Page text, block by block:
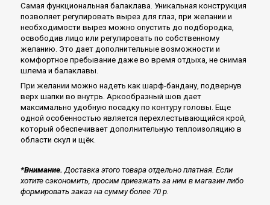
Самая функциональная балаклава. Уникальная конструкция
позволяет регулировать вырез для глаз, при желании и
необходимости вырез можно опустить до подбородка,
освободив лицо или регулировать по собственному
желанию. Это дает дополнительные возможности и
комфортное пребывание даже во время отдыха, не снимая
шлема и балаклавы.
При желании можно надеть как шарф-бандану, подвернув
верх шапки во внутрь. Аркообразный шов дает
максимально удобную посадку по контуру головы. Еще
одной особенностью является перехлестывающийся крой,
который обеспечивает дополнительную теплоизоляцию в
области скул и щёк.
*Внимание. Доставка этого товара отдельно платная. Если
хотите сэкономить, просим приезжать за ним в магазин либо
формировать заказ на сумму более 70 р.